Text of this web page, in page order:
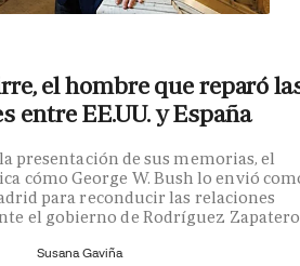
el hombre que reparó
entre EE.UU. y España
presentación de sus memorias, el
cómo George W. Bush lo envió
para reconducir las relaciones
el gobierno de Rodríguez Zapatero
Susana Gaviña